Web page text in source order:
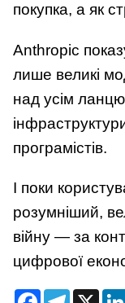
покупка, а як
Anthropic
лише великі
над усім
програмістів.
І поки
розумніший,
війну — за
цифрової
FacebookTelegram
X